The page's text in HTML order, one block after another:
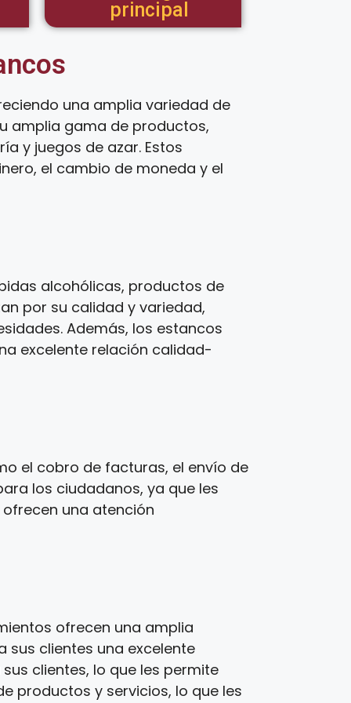
principal
una amplia variedad de
amplia gama de productos,
y juegos de azar. Estos
el cambio de moneda y el
alcohólicas, productos de
por su calidad y variedad,
Además, los estancos
excelente relación calidad-
el cobro de facturas, el envío de
los ciudadanos, ya que les
una atención
ofrecen una amplia
clientes una excelente
clientes, lo que les permite
productos y servicios, lo que les